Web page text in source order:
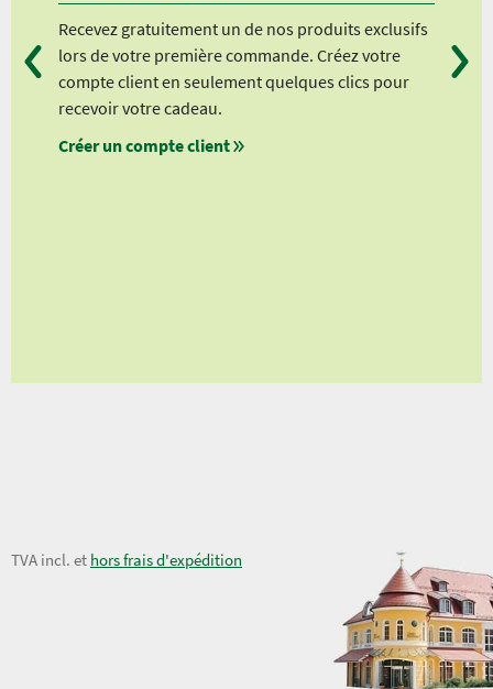
Recevez gratuitement un de nos produits exclusifs
lors de votre première commande. Créez votre
compte client en seulement quelques clics pour
recevoir votre cadeau.
Créer un compte client
19,50 €
TVA incl. et hors frais d'expédition